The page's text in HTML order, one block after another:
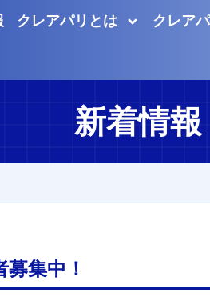
クレアパリとは クレア
新着情報
集中！